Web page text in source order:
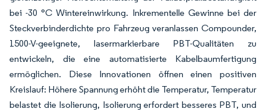
bei -30 °C Wintereinwirkung. Inkrementelle Gewinne bei der
Steckverbinderdichte pro Fahrzeug veranlassen Compounder,
1500-V-geeignete, lasermarkierbare PBT-Qualitäten zu
entwickeln, die eine automatisierte Kabelbaumfertigung
ermöglichen. Diese Innovationen öffnen einen positiven
Kreislauf: Höhere Spannung erhöht die Temperatur, Temperatur
belastet die Isolierung, Isolierung erfordert besseres PBT, und